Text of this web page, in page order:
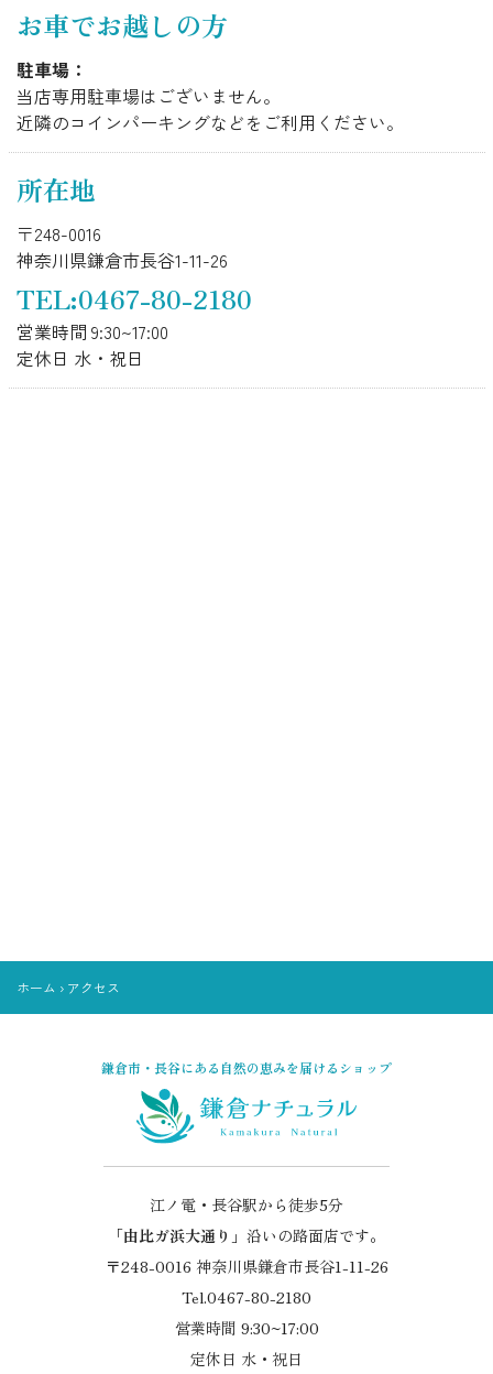
お車でお越しの方
駐車場：
当店専用駐車場はございません。
近隣のコインパーキングなどをご利用ください。
所在地
〒248-0016
神奈川県鎌倉市長谷1-11-26
TEL:0467-80-2180
営業時間 9:30~17:00
定休日 水・祝日
ホーム › アクセス
鎌倉市・長谷にある自然の恵みを届けるショップ
江ノ電・長谷駅から徒歩5分
「由比ガ浜大通り 」沿いの路面店です。
〒248-0016 神奈川県鎌倉市長谷1-11-26
Tel.0467-80-2180
営業時間 9:30~17:00
定休日 水・祝日